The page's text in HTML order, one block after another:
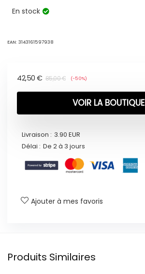
En stock
EAN: 3143161597938
85,00€
42,50 € (-50%)
VOIR LA BOUTIQUE
Livraison : 3.90 EUR
Délai : De 2 à 3 jours
Ajouter à mes favoris
Produits Similaires